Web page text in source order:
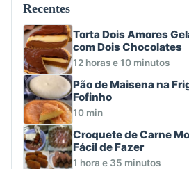
Recentes
Torta Dois Amores
com Dois Chocolates
12 horas e 10 minutos
Pão de Maisena na
Fofinho
10 min
Croquete de Carne
Fácil de Fazer
1 hora e 35 minutos